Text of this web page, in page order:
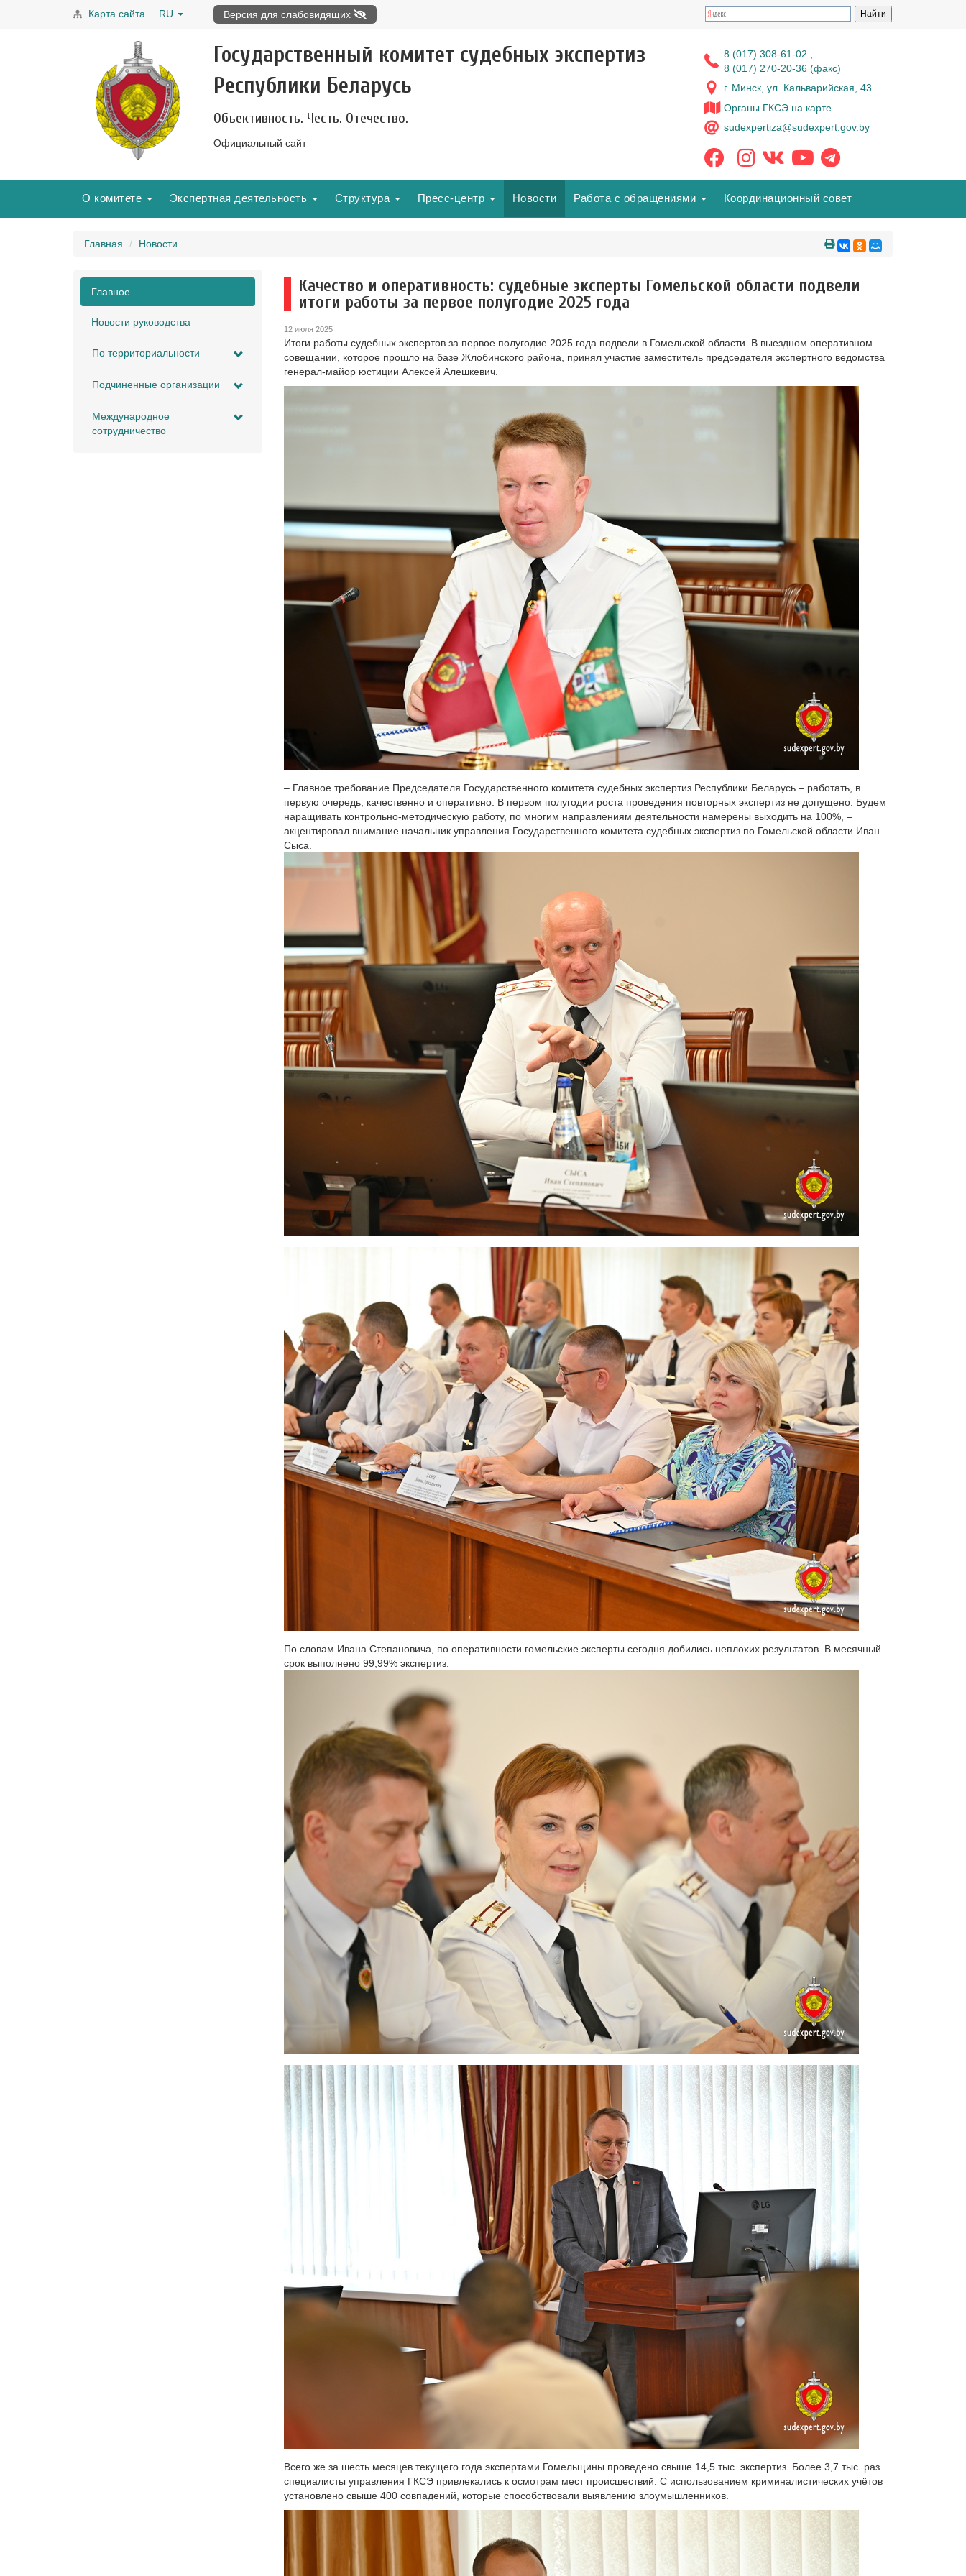
Карта сайта RU Версия для слабовидящих
Государственный комитет судебных экспертиз
Республики Беларусь
Объективность. Честь. Отечество.
Официальный сайт
8 (017) 308-61-02
8 (017) 270-20-36 (факс)
г. Минск, ул. Кальварийская, 43
Органы ГКСЭ на карте
sudexpertiza@sudexpert.gov.by
О комитете Экспертная деятельность Структура Пресс-центр Новости Работа с обращениями Координационный совет
Главная Новости
Главное
Новости руководства
По территориальности
Подчиненные организации
Международное
сотрудничество
Качество и оперативность: судебные эксперты Гомельской области подвели
итоги работы за первое полугодие 2025 года
12 июля 2025
Итоги работы судебных экспертов за первое полугодие 2025 года подвели в Гомельской области. В выездном оперативном
совещании, которое прошло на базе Жлобинского района, принял участие заместитель председателя экспертного ведомства
генерал-майор юстиции Алексей Алешкевич.
– Главное требование Председателя Государственного комитета судебных экспертиз Республики Беларусь – работать, в
первую очередь, качественно и оперативно. В первом полугодии роста проведения повторных экспертиз не допущено. Будем
наращивать контрольно-методическую работу, по многим направлениям деятельности намерены выходить на 100%, –
акцентировал внимание начальник управления Государственного комитета судебных экспертиз по Гомельской области Иван
Сыса.
По словам Ивана Степановича, по оперативности гомельские эксперты сегодня добились неплохих результатов. В месячный
срок выполнено 99,99% экспертиз.
Всего же за шесть месяцев текущего года экспертами Гомельщины проведено свыше 14,5 тыс. экспертиз. Более 3,7 тыс. раз
специалисты управления ГКСЭ привлекались к осмотрам мест происшествий. С использованием криминалистических учётов
установлено свыше 400 совпадений, которые способствовали выявлению злоумышленников.